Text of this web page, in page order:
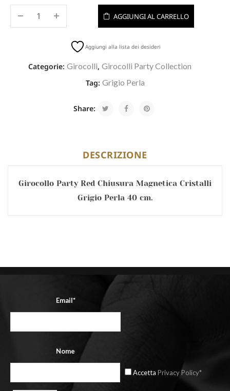
AGGIUNGI AL CARRELLO
Aggiungi alla lista dei desideri
Categorie: Girocolli, Girocolli Party Collection
Tag: Grigio Perla
Share:
DESCRIZIONE
Girocollo Party Red Chiusura Magnetica Cristalli
Grigio Perla 40 cm.
Email*
Nome
Accetta Privacy Policy*